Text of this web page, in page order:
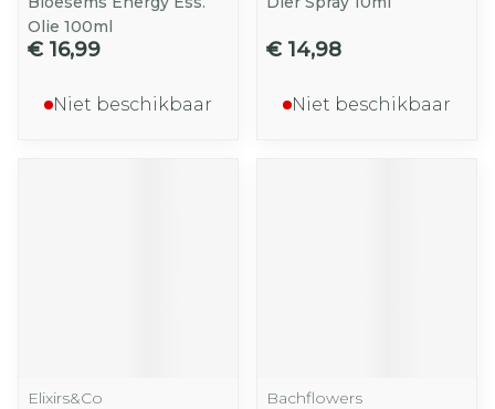
Olie 100ml
€ 16,99
Niet beschikbaar
€ 14,98
Niet beschikbaar
Elixirs&Co
Bachflowers